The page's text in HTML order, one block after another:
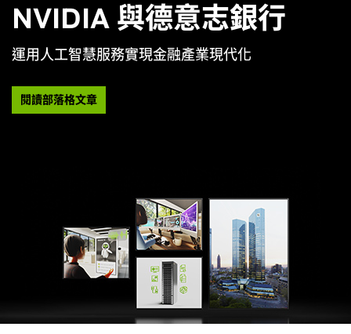
NVIDIA 與德意志銀行
運用人工智慧服務實現金融產業現代化
閱讀部落格文章